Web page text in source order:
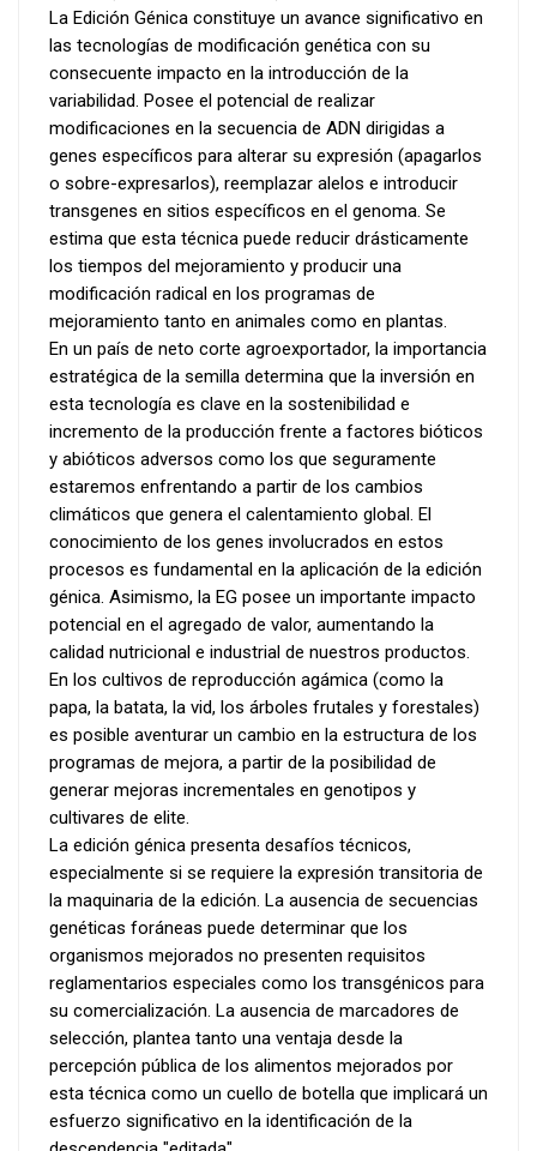
La Edición Génica constituye un avance significativo en
las tecnologías de modificación genética con su
consecuente impacto en la introducción de la
variabilidad. Posee el potencial de realizar
modificaciones en la secuencia de ADN dirigidas a
genes específicos para alterar su expresión (apagarlos
o sobre-expresarlos), reemplazar alelos e introducir
transgenes en sitios específicos en el genoma. Se
estima que esta técnica puede reducir drásticamente
los tiempos del mejoramiento y producir una
modificación radical en los programas de
mejoramiento tanto en animales como en plantas.
En un país de neto corte agroexportador, la importancia
estratégica de la semilla determina que la inversión en
esta tecnología es clave en la sostenibilidad e
incremento de la producción frente a factores bióticos
y abióticos adversos como los que seguramente
estaremos enfrentando a partir de los cambios
climáticos que genera el calentamiento global. El
conocimiento de los genes involucrados en estos
procesos es fundamental en la aplicación de la edición
génica. Asimismo, la EG posee un importante impacto
potencial en el agregado de valor, aumentando la
calidad nutricional e industrial de nuestros productos.
En los cultivos de reproducción agámica (como la
papa, la batata, la vid, los árboles frutales y forestales)
es posible aventurar un cambio en la estructura de los
programas de mejora, a partir de la posibilidad de
generar mejoras incrementales en genotipos y
cultivares de elite.
La edición génica presenta desafíos técnicos,
especialmente si se requiere la expresión transitoria de
la maquinaria de la edición. La ausencia de secuencias
genéticas foráneas puede determinar que los
organismos mejorados no presenten requisitos
reglamentarios especiales como los transgénicos para
su comercialización. La ausencia de marcadores de
selección, plantea tanto una ventaja desde la
percepción pública de los alimentos mejorados por
esta técnica como un cuello de botella que implicará un
esfuerzo significativo en la identificación de la